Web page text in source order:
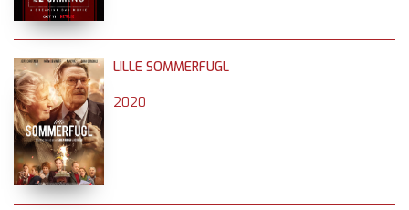
LILLE SOMMERFUGL
2020